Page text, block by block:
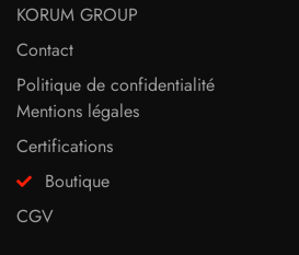
KORUM GROUP
Contact
Politique de confidentialité
Mentions légales
Certifications
Boutique
CGV